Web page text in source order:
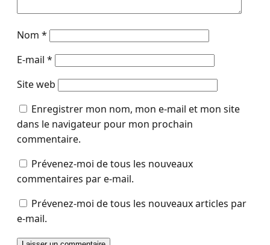
Nom *
E-mail *
Site web
Enregistrer mon nom, mon e-mail et mon site
dans le navigateur pour mon prochain
commentaire.
Prévenez-moi de tous les nouveaux
commentaires par e-mail.
Prévenez-moi de tous les nouveaux articles par
e-mail.